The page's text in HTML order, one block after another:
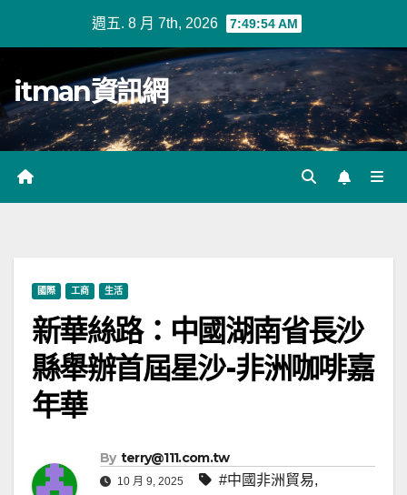
週五. 8 月 7th, 2026 7:49:55 AM
itman資訊網
國際 工商 生活
新華絲路：中國湖南省長沙
縣舉辦首屆星沙-非洲咖啡嘉
年華
By terry@111.com.tw
10 月 9, 2025 #中國非洲貿易,